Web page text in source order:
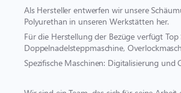
Als Hersteller entwerfen wir unsere
Polyurethan in unseren Werkstätten her.
Für die Herstellung der Bezüge verfügt
Doppelnadelsteppmaschine,
Spezifische Maschinen: Digitalisierung und